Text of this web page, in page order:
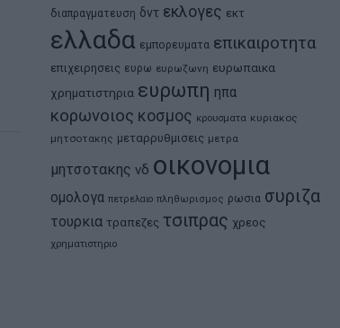
διαπραγματευση δντ εκλογες εκτ
ελλαδα εμπορευματα επικαιροτητα
επιχειρησεις ευρω ευρωζωνη ευρωπαικα
χρηματιστηρια ευρωπη ηπα
κορωνοιος κοσμος κρουσματα κυριακος
μητσοτακης μεταρρυθμισεις μετρα
μητσοτακης νδ οικονομια
ομολογα πετρελαιο πληθωρισμος ρωσια συριζα
τουρκια τραπεζες τσιπρας χρεος
χρηματιστηριο